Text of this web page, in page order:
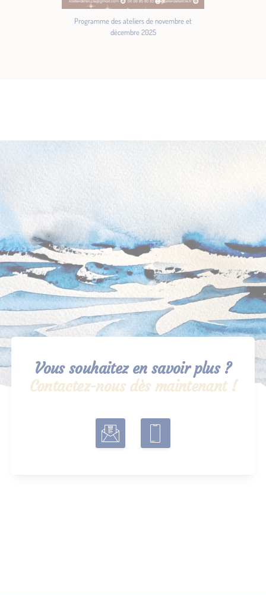
Programme des ateliers de novembre et
décembre 2025
Vous souhaitez en savoir plus ?
Contactez-nous dès maintenant !